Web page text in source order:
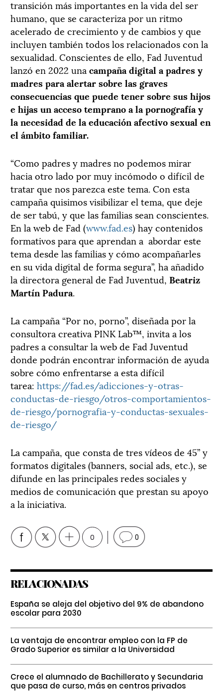
transición más importantes en la vida del ser
humano, que se caracteriza por un ritmo
acelerado de crecimiento y de cambios y que
incluyen también todos los relacionados con la
sexualidad. Conscientes de ello, Fad Juventud
lanzó en 2022 una campaña digital a padres y
madres para alertar sobre las graves
consecuencias que puede tener sobre sus hijos
e hijas un acceso temprano a la pornografía y
la necesidad de la educación afectivo sexual en
el ámbito familiar.
“Como padres y madres no podemos mirar
hacia otro lado por muy incómodo o difícil de
tratar que nos parezca este tema. Con esta
campaña quisimos visibilizar el tema, que deje
de ser tabú, y que las familias sean conscientes.
En la web de Fad (www.fad.es) hay contenidos
formativos para que aprendan a abordar este
tema desde las familias y cómo acompañarles
en su vida digital de forma segura”, ha añadido
la directora general de Fad Juventud, Beatriz
Martín Padura.
La campaña “Por no, porno”, diseñada por la
consultora creativa PINK Lab™, invita a los
padres a consultar la web de Fad Juventud
donde podrán encontrar información de ayuda
sobre cómo enfrentarse a esta difícil
tarea: https://fad.es/adicciones-y-otras-
conductas-de-riesgo/otros-comportamientos-
de-riesgo/pornografia-y-conductas-sexuales-
de-riesgo/
La campaña, que consta de tres vídeos de 45” y
formatos digitales (banners, social ads, etc.), se
difunde en las principales redes sociales y
medios de comunicación que prestan su apoyo
a la iniciativa.
0 0
RELACIONADAS
España se aleja del objetivo del 9% de abandono
escolar para 2030
La ventaja de encontrar empleo con la FP de
Grado Superior es similar a la Universidad
Crece el alumnado de Bachillerato y Secundaria
que pasa de curso, más en centros privados